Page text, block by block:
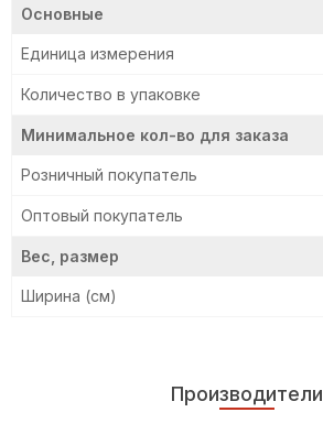
Основные
Единица измерения
Количество в упаковке
Минимальное кол-во для заказа
Розничный покупатель
Оптовый покупатель
Вес, размер
Ширина (см)
Производители